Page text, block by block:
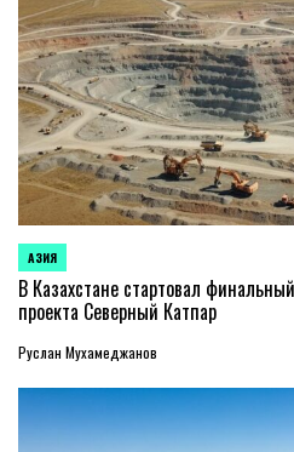
ОПУБЛИКОВАНО
В
АЗИЯ
В Казахстане стартовал
проекта Северный Катпар
Руслан Мухамеджанов